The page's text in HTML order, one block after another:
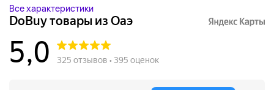
Все характеристики